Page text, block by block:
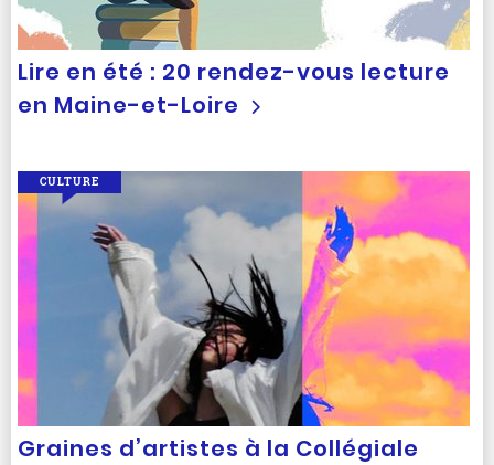
Lire en été : 20 rendez-vous lecture
en Maine-et-Loire
Graines d’artistes à la Collégiale
CULTURE